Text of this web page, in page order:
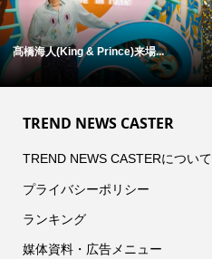
髙橋海人(King & Prince)来場...
TREND NEWS CASTER
TREND NEWS CASTERについて
プライバシーポリシー
ランキング
媒体資料・広告メニュー